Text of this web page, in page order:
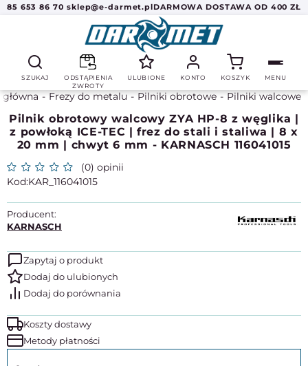
85 653 86 70 sklep@e-darmet.plDARMOWA DOSTAWA OD 400 ZŁ
SZUKAJ
ODSTĄPIENIA
ZWROTY
ULUBIONE KONTO KOSZYK MENU
Frezy do metalu Pilniki obrotowe Pilniki walcowe
Pilnik obrotowy walcowy ZYA HP-8 z węglika |
z powłoką ICE-TEC | frez do stali i staliwa | 8 x
20 mm | chwyt 6 mm - KARNASCH 116041015
(0) opinii
KAR_116041015
Producent:
KARNASCH
Zapytaj o produkt
Koszty dostawy
Metody płatności